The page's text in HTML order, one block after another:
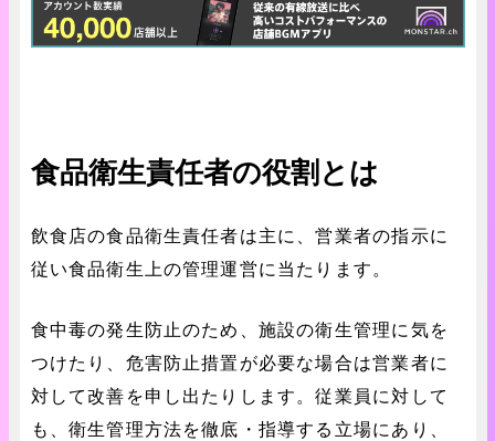
食品衛生責任者の役割とは
飲食店の食品衛生責任者は主に、営業者の指示に
従い食品衛生上の管理運営に当たります。
食中毒の発生防止のため、施設の衛生管理に気を
つけたり、危害防止措置が必要な場合は営業者に
対して改善を申し出たりします。従業員に対して
も、衛生管理方法を徹底・指導する立場にあり、